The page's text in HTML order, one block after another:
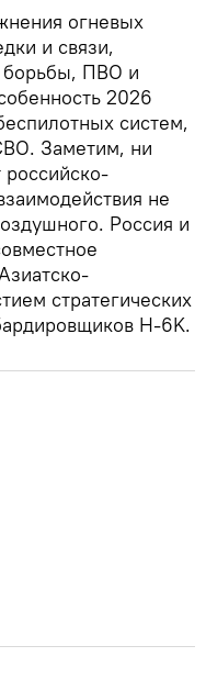
огневых
и связи,
борьбы, ПВО и
2026
систем,
Заметим, ни
российско-
не
Россия и
стратегических
H-6K.